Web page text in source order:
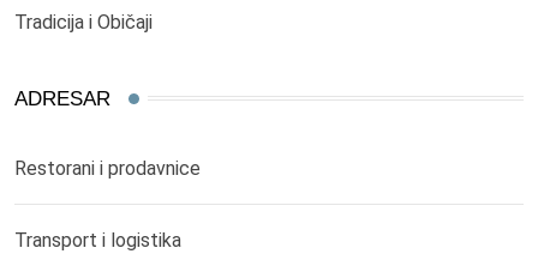
Tradicija i Običaji
ADRESAR
Restorani i prodavnice
Transport i logistika